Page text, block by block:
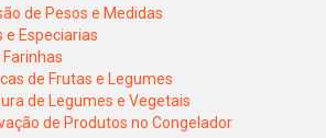
de Pesos e Medidas
e Especiarias
de Frutas e Legumes
de Legumes e Vegetais
de Produtos no Congelador